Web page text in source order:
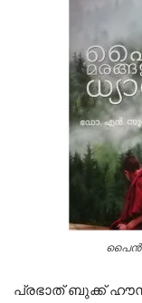
പൈൻ
പ്രഭാത് ബുക്ക്